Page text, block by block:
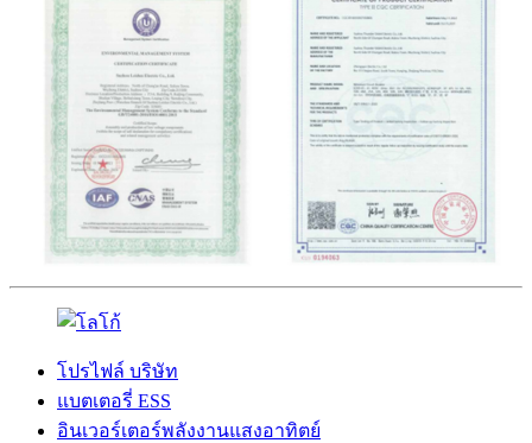
โปรไฟล์ บริษัท
แบตเตอรี่ ESS
อินเวอร์เตอร์พลังงานแสงอาทิตย์